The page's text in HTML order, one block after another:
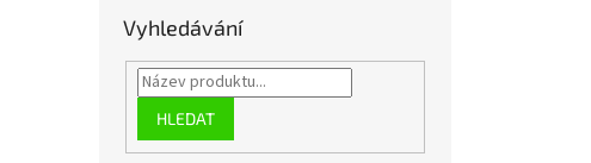
Vyhledávání
HLEDAT